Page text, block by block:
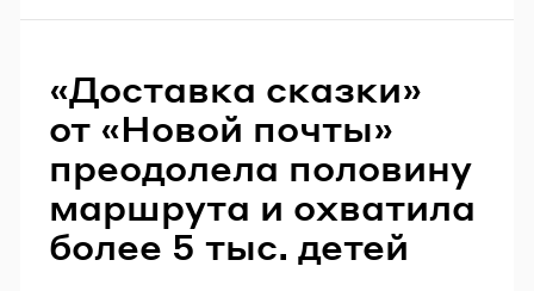
«Доставка сказки»
от «Новой почты»
преодолела половину
маршрута и охватила
более 5 тыс. детей